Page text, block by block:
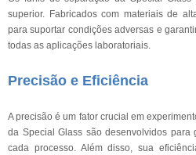
superior. Fabricados com materiais de
para suportar condições adversas e
todas as aplicações laboratoriais.
Precisão e Eficiência
A precisão é um fator crucial em
da Special Glass são desenvolvidos para
cada processo. Além disso, sua